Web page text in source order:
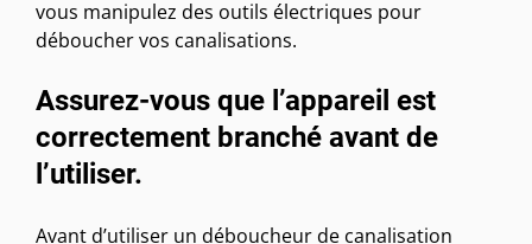
vous manipulez des outils électriques pour
déboucher vos canalisations.
Assurez-vous que l’appareil est
correctement branché avant de
l’utiliser.
Avant d’utiliser un déboucheur de canalisation